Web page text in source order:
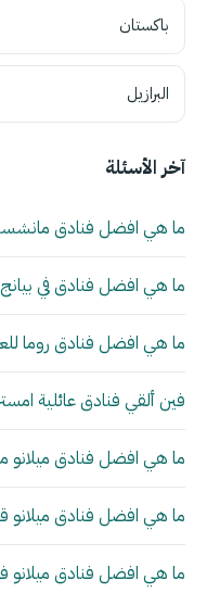
باكستان
البرازيل
آخر الأسئلة
ما هي افضل فنادق
ما هي افضل فنادق في
ما هي افضل فنادق روما
فين ألقي فنادق عائلية
ما هي افضل فنادق ميلانو
ما هي افضل فنادق ميلانو
ما هي افضل فنادق ميلانو